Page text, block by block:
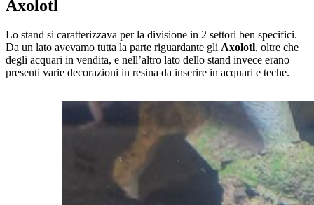
Axolotl
Lo stand si caratterizzava per la divisione in 2 settori ben specifici.
Da un lato avevamo tutta la parte riguardante gli Axolotl, oltre che
degli acquari in vendita, e nell’altro lato dello stand invece erano
presenti varie decorazioni in resina da inserire in acquari e teche.